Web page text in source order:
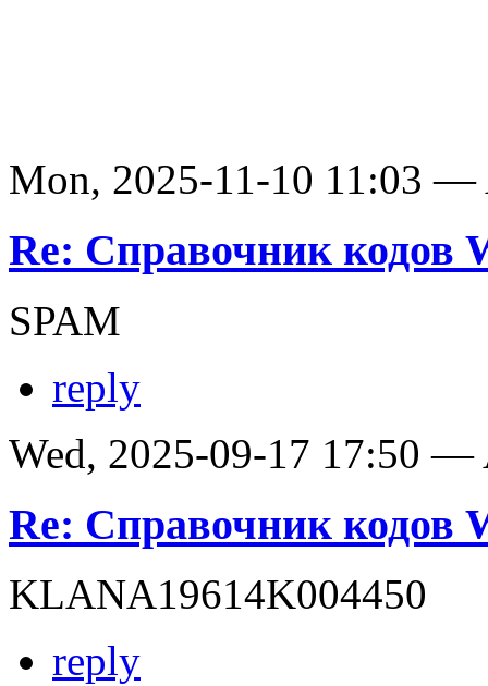
Mon, 2025-11-10 11:03 —
Re: Справочник кодов
SPAM
reply
Wed, 2025-09-17 17:50 —
Re: Справочник кодов
KLANA19614K004450
reply